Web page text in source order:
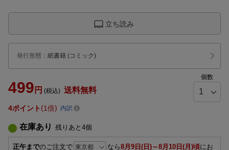
立ち読み
発行形態 ： 紙書籍 (コミック)
499 円 (税込) 送料無料
個数
4ポイント 1倍 内訳
在庫あり 残りあと 4個
正午までのご注文で なら8月9日(日)～8月10日(月)頃にお